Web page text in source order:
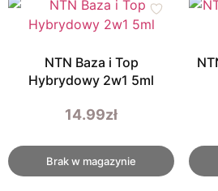
NTN Baza i Top
Hybrydowy 2w1 5ml
14.99zł
Brak w magazynie